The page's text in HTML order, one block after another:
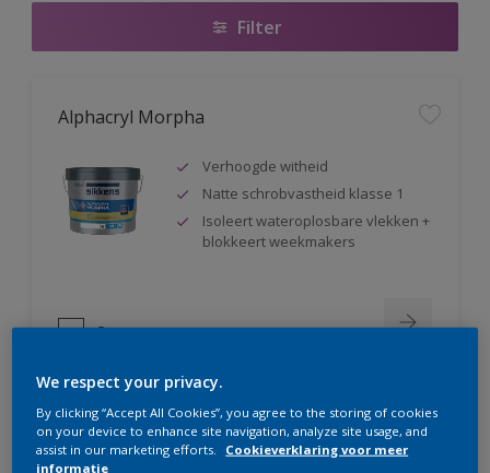
Filter
Alphacryl Morpha
Verhoogde witheid
Natte schrobvastheid klasse 1
Isoleert wateroplosbare vlekken +
blokkeert weekmakers
Compare
Alphacryl Perlino
We respect your privacy.
By clicking “Accept All Cookies”, you agree to the storing of cookies
on your device to enhance site navigation, analyze site usage, and
assist in our marketing efforts.
Cookieverklaring voor meer
informatie